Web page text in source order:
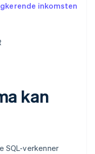
inkomsten
kan
SQL-verkenner